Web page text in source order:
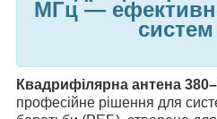
МГц —
Квадрифілярна антена
професійне рішення для